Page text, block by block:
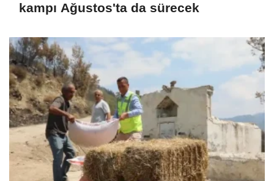
kampı Ağustos'ta da sürecek